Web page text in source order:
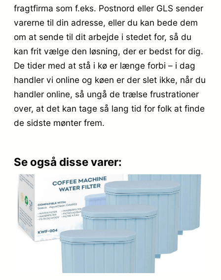
fragtfirma som f.eks. Postnord eller GLS sender
varerne til din adresse, eller du kan bede dem
om at sende til dit arbejde i stedet for, så du
kan frit vælge den løsning, der er bedst for dig.
De tider med at stå i kø er længe forbi – i dag
handler vi online og køen er der slet ikke, når du
handler online, så ungå de trælse frustrationer
over, at det kan tage så lang tid for folk at finde
de sidste mønter frem.
Se også disse varer: